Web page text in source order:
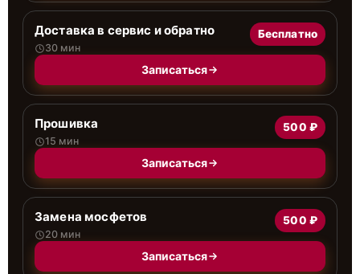
Доставка в сервис и обратно
30 мин
Бесплатно
Записаться
Прошивка
15 мин
500 ₽
Записаться
Замена мосфетов
20 мин
500 ₽
Записаться